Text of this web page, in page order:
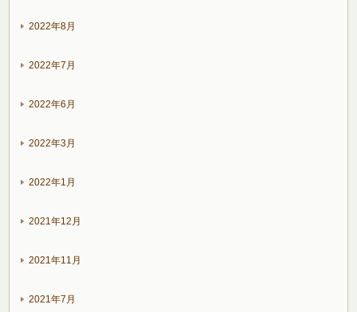
2022年8月
2022年7月
2022年6月
2022年3月
2022年1月
2021年12月
2021年11月
2021年7月